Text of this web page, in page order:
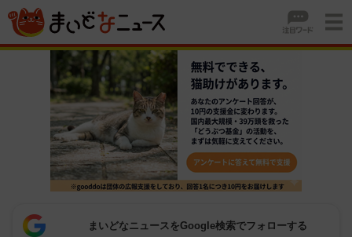
まいどなニュースをGoogle検索でフォローする